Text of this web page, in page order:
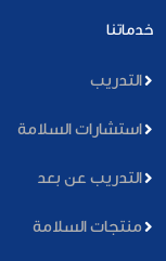
خدماتنا
التدريب
استشارات السلامة
التدريب عن بعد
منتجات السلامة